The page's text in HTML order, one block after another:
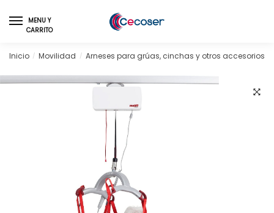
to
navigation
to
content
MENU Y
CARRITO
Inicio / Movilidad / Arneses para grúas, cinchas y otros accesorios